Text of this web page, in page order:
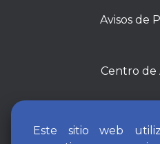
Avisos de
Centro de
Este sitio web